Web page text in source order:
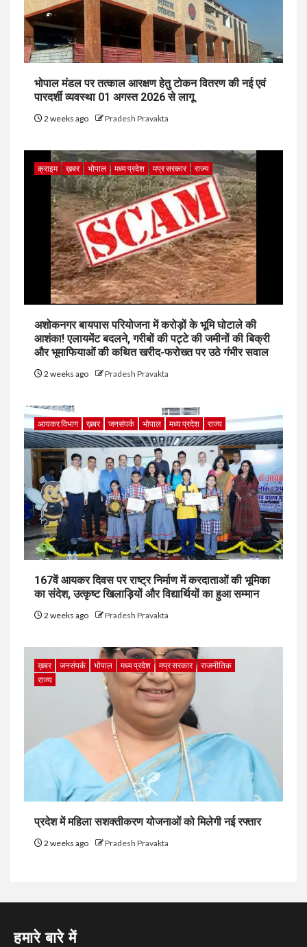
भोपाल मंडल पर तत्काल आरक्षण हेतु टोकन वितरण की नई एवं
पारदर्शी व्यवस्था 01 अगस्त 2026 से लागू
2 weeks ago Pradesh Pravakta
क्राइम ख़बर भोपाल मध्य प्रदेश मप्र सरकार राज्य
अशोकनगर बायपास परियोजना में करोड़ों के भूमि घोटाले की
आशंका! एलायमेंट बदलने, गरीबों की पट्टे की जमीनों की बिक्री
और भूमाफियाओं की कथित खरीद-फरोख्त पर उठे गंभीर सवाल
2 weeks ago Pradesh Pravakta
आयकर विभाग ख़बर जनसंपर्क भोपाल मध्य प्रदेश राज्य
167वें आयकर दिवस पर राष्ट्र निर्माण में करदाताओं की भूमिका
का संदेश, उत्कृष्ट खिलाड़ियों और विद्यार्थियों का हुआ सम्मान
2 weeks ago Pradesh Pravakta
ख़बर जनसंपर्क भोपाल मध्य प्रदेश मप्र सरकार
राजनीतिक
राज्य
प्रदेश में महिला सशक्तीकरण योजनाओं को मिलेगी नई रफ्तार
2 weeks ago Pradesh Pravakta
हमारे बारे में